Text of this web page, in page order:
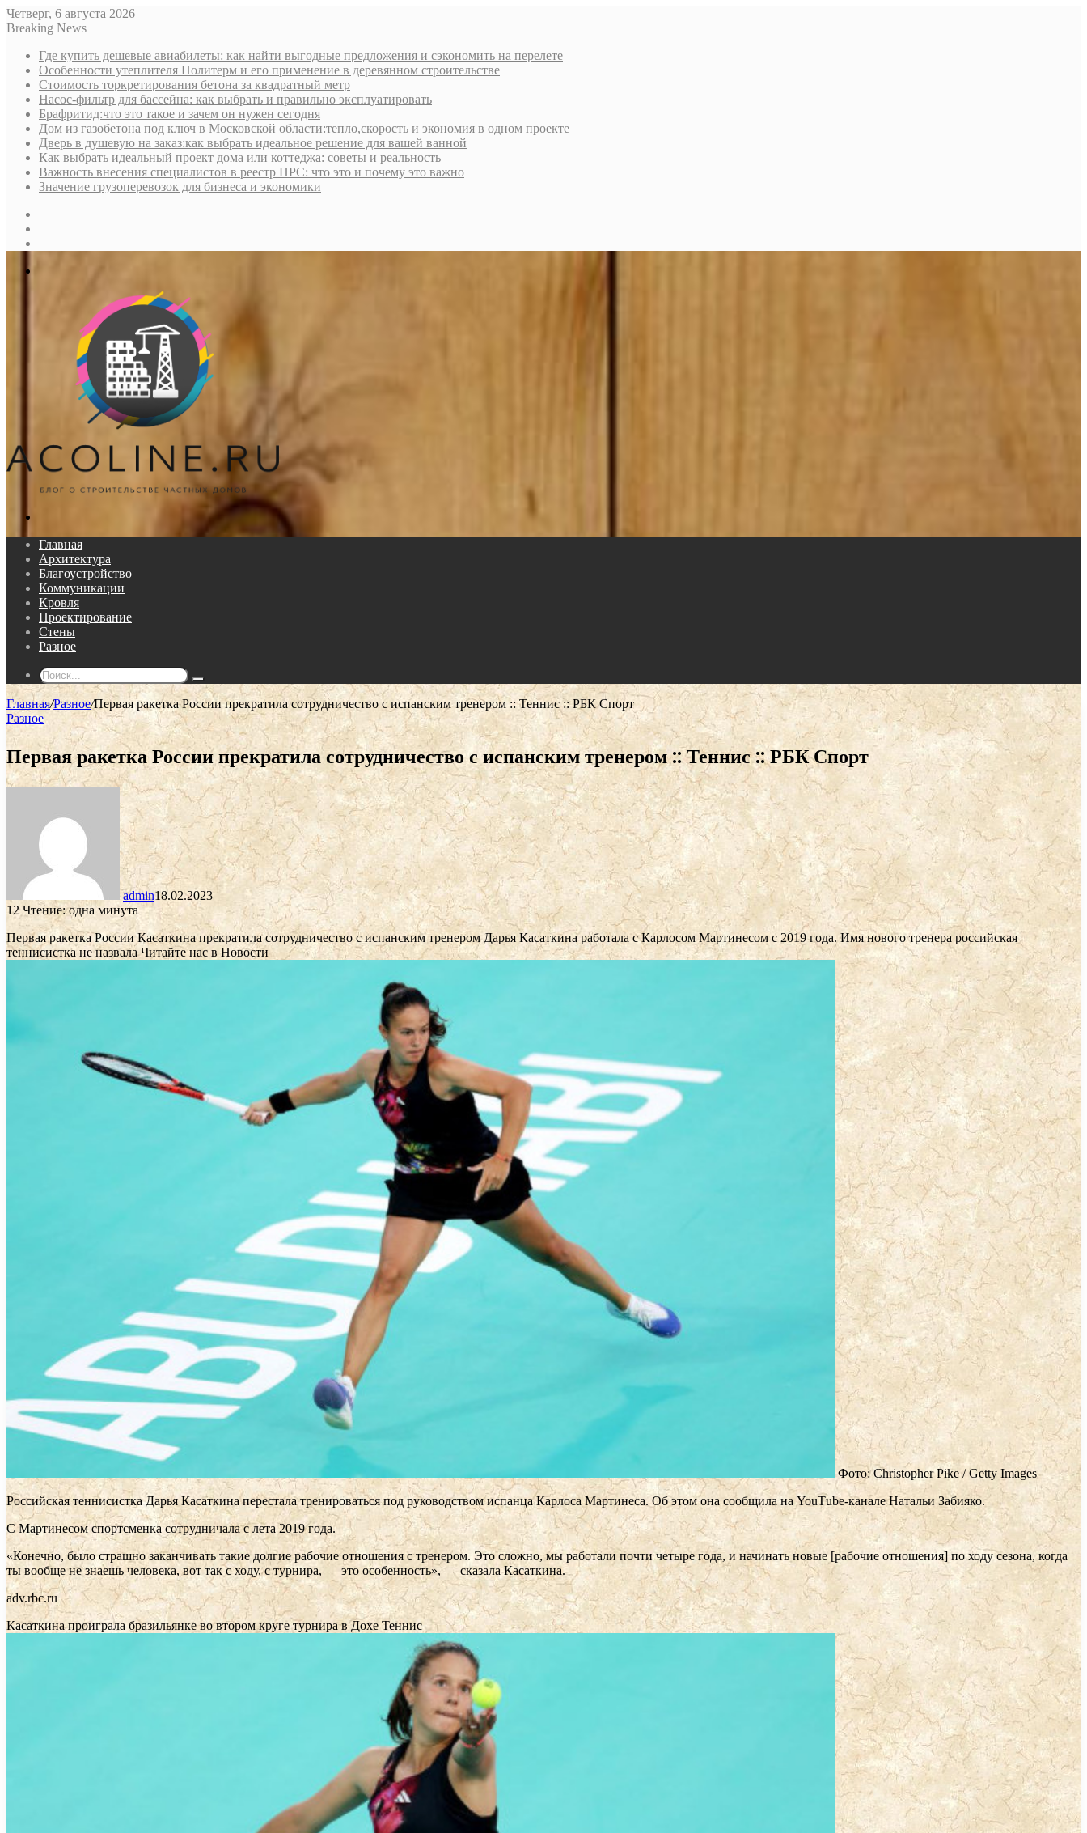
Четверг, 6 августа 2026
Breaking News
Где купить дешевые авиабилеты: как найти выгодные предложения и сэкономить на перелете
Особенности утеплителя Политерм и его применение в деревянном строительстве
Стоимость торкретирования бетона за квадратный метр
Насос-фильтр для бассейна: как выбрать и правильно эксплуатировать
Брафритид:что это такое и зачем он нужен сегодня
Дом из газобетона под ключ в Московской области:тепло,скорость и экономия в одном проекте
Дверь в душевую на заказ:как выбрать идеальное решение для вашей ванной
Как выбрать идеальный проект дома или коттеджа: советы и реальность
Важность внесения специалистов в реестр НРС: что это и почему это важно
Значение грузоперевозок для бизнеса и экономики
Главная
Архитектура
Благоустройство
Коммуникации
Кровля
Проектирование
Стены
Разное
Поиск...
Главная/Разное/Первая ракетка России прекратила сотрудничество с испанским тренером :: Теннис :: РБК Спорт
Разное
Первая ракетка России прекратила сотрудничество с испанским тренером :: Теннис :: РБК Спорт
admin18.02.2023
12Чтение: одна минута
Первая ракетка России Касаткина прекратила сотрудничество с испанским тренеромДарья Касаткина работала с Карлосом Мартинесом с 2019 года. Имя нового тренера российская
теннисистка не назвалаЧитайте нас в Новости
Фото: Christopher Pike / Getty Images
Российская теннисистка Дарья Касаткина перестала тренироваться под руководством испанца Карлоса Мартинеса. Об этом она сообщила на YouТube-канале Натальи Забияко.
С Мартинесом спортсменка сотрудничала с лета 2019 года.
«Конечно, было страшно заканчивать такие долгие рабочие отношения с тренером. Это сложно, мы работали почти четыре года, и начинать новые [рабочие отношения] по ходу сезона, когда
ты вообще не знаешь человека, вот так с ходу, с турнира, — это особенность», — сказала Касаткина.
adv.rbc.ru
Касаткина проиграла бразильянке во втором круге турнира в Дохе Теннис